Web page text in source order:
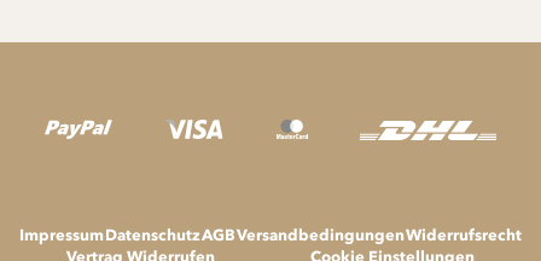
ImpressumDatenschutzAGBVersandbedingungenWiderrufsrecht
Vertrag Widerrufen
Cookie Einstellungen